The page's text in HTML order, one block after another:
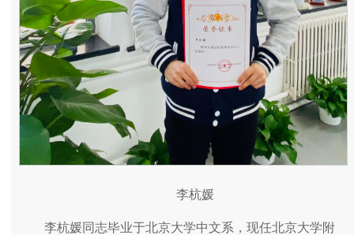
李杭媛
李杭媛同志毕业于北京大学中文系，现任北京大学附